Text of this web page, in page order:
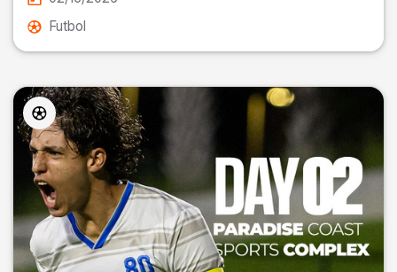
Futbol